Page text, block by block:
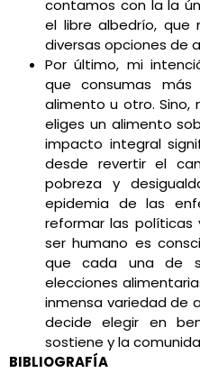
contamos con la la
el libre albedrío, que
diversas opciones de
Por último, mi
que consumas
alimento u otro.
eliges un alimento
impacto integral
desde revertir el
pobreza y
epidemia de las
reformar las políticas
ser humano es
que cada una de
elecciones
inmensa variedad de
decide elegir en
sostiene y la
BIBLIOGRAFÍA